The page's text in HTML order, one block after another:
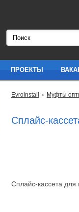
ПРОЕКТЫ
Evroinstall » Муфты
Сплайс-
Сплайс-кассета